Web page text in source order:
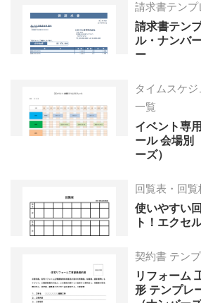
請求書テンプ
請求書テン
ル・ナンバ
ー
タイムスケ
一覧
イベント専
ール 会場別
ーズ）
回覧表・回
使いやすい
ト！エクセ
契約書 テン
リフォーム
形 テンプレ